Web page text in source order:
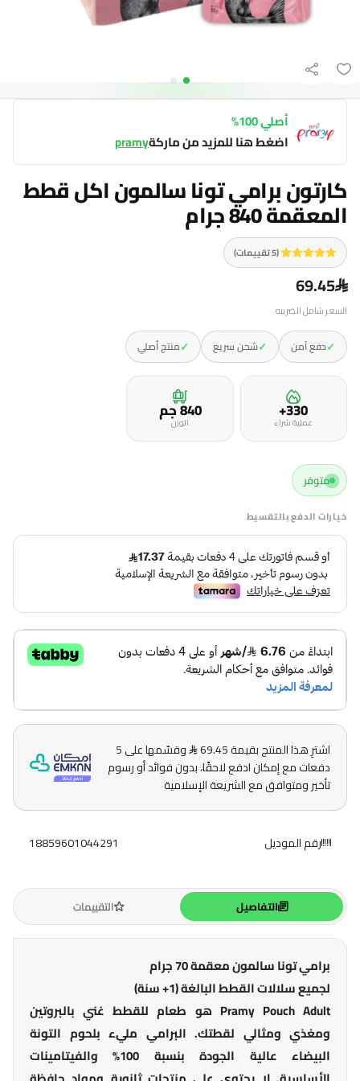
أصلي 100%
اضغط هنا للمزيد من ماركةpramy
كارتون برامي تونا سالمون اكل قطط
المعقمة 840 جرام
(5 تقييمات)
69.45
السعر شامل الضريبه
✓دفع آمن ✓شحن سريع ✓منتج أصلي
330+
عملية شراء 840 جمالوزن
متوفر
خيارات الدفع بالتقسيط
اشترِ هذا المنتج بقيمة 69.45
وقسّمها على 5
دفعات مع إمكان ادفع لاحقًا، بدون فوائد أو رسوم
تأخير ومتوافق مع الشريعة الإسلامية
رقم الموديل 18859601044291
التفاصيل التقييمات
برامي تونا سالمون معقمة 70 جرام
لجميع سلالات القطط البالغة (1+ سنة)
Pramy Pouch Adult هو طعام للقطط غني بالبروتين
ومغذي ومثالي لقطتك. البرامي مليء بلحوم التونة
البيضاء عالية الجودة بنسبة 100% والفيتامينات